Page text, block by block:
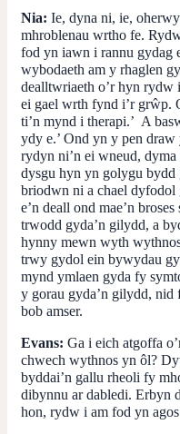
Nia: Ie, dyna ni, ie,
mhroblenau wrtho fe.
fod yn iawn i rannu gydag
wybodaeth am y rhaglen
dealltwriaeth o’r hyn rydw
ei gael wrth fynd i’r grŵp.
ti’n mynd i therapi.’ A
ydy e.’ Ond yn y pen
rydyn ni’n ei wneud,
dysgu hyn yn golygu bydd
briodwn ni a chael dyfodol
e’n deall ond mae’n
trwodd gyda’n gilydd, a
hynny mewn wyth
trwy gydol ein bywydau
mynd ymlaen gyda fy
y gorau gyda’n gilydd,
bob amser.
Evans: Ga i eich atgoffa
chwech wythnos yn ôl?
byddai’n gallu rheoli fy
dibynnu ar dabledi. Erbyn
hon, rydw i am fod yn